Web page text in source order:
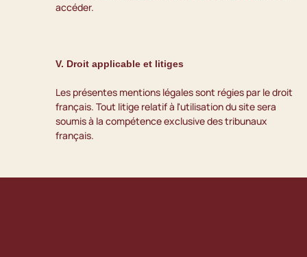
accéder.
V. Droit applicable et litiges
Les présentes mentions légales sont régies par le droit
français. Tout litige relatif à l'utilisation du site sera
soumis à la compétence exclusive des tribunaux
français.